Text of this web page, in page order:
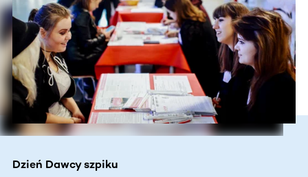
Dzień Dawcy szpiku